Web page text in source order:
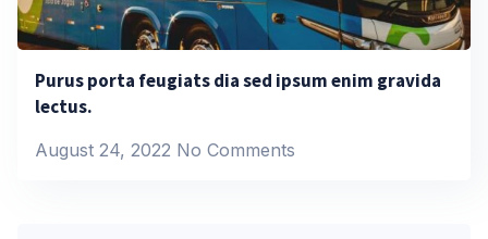
Purus porta feugiats dia sed ipsum enim gravida
lectus.
August 24, 2022 No Comments